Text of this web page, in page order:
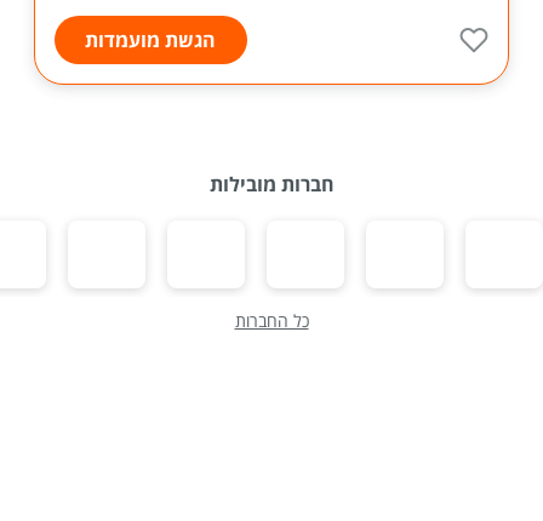
הגשת מועמדות
חברות מובילות
כל החברות